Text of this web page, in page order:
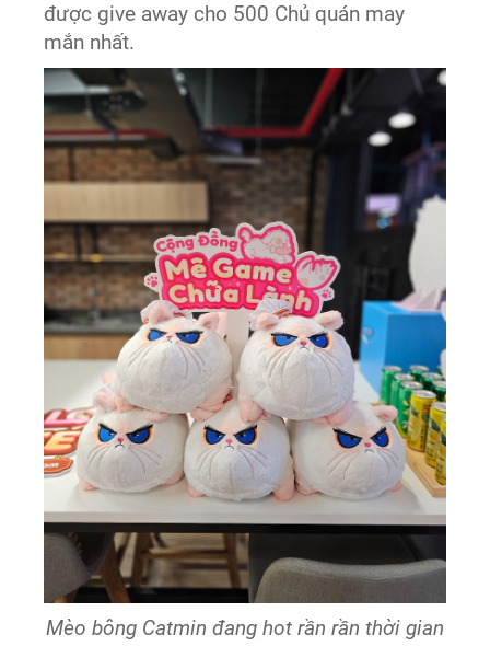
được give away cho 500 Chủ quán may
mắn nhất.
Mèo bông Catmin đang hot rần rần thời gian